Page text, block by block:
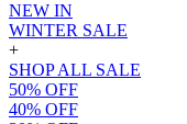
NEW IN
WINTER SALE
+
SHOP ALL SALE
50% OFF
40% OFF